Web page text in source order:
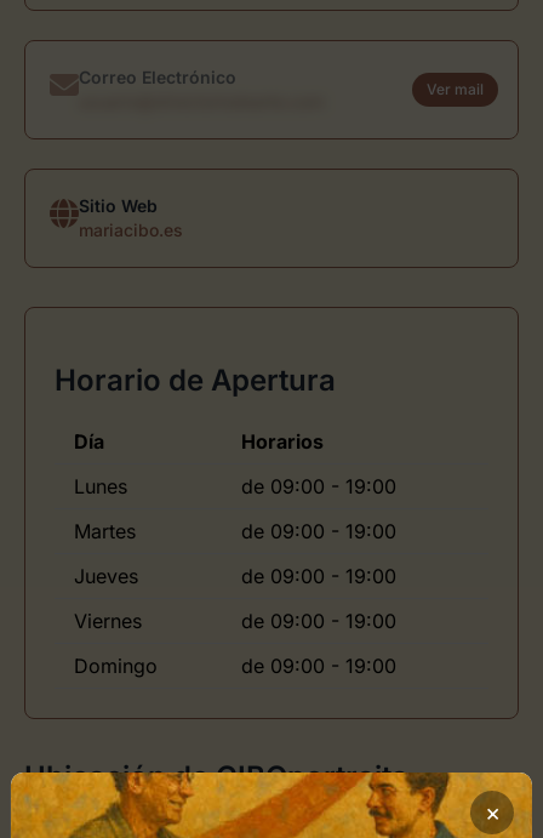
Correo Electrónico
Ver mail
Sitio Web
mariacibo.es
Horario de Apertura
Día
Horarios
Lunes
de 09:00 - 19:00
Martes
de 09:00 - 19:00
Jueves
de 09:00 - 19:00
Viernes
de 09:00 - 19:00
Domingo
de 09:00 - 19:00
Ubicación de CIBOportraits
×